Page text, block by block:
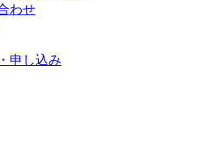
わせ
申し込み